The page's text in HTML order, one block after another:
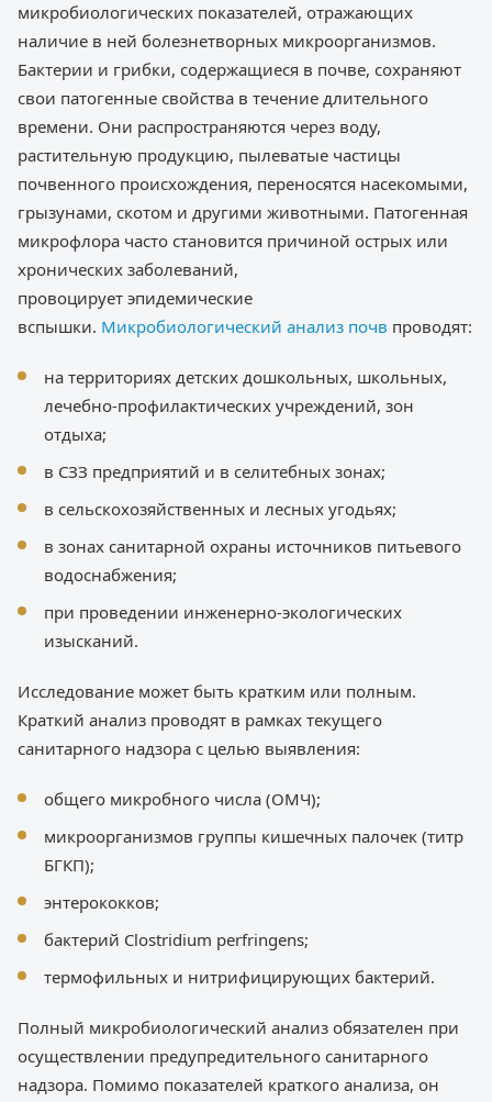
микробиологических показателей, отражающих
наличие в ней болезнетворных микроорганизмов.
Бактерии и грибки, содержащиеся в почве, сохраняют
свои патогенные свойства в течение длительного
времени. Они распространяются через воду,
растительную продукцию, пылеватые частицы
почвенного происхождения, переносятся насекомыми,
грызунами, скотом и другими животными. Патогенная
микрофлора часто становится причиной острых или
хронических заболеваний,
провоцирует эпидемические
вспышки. Микробиологический анализ почв проводят:
на территориях детских дошкольных, школьных,
лечебно-профилактических учреждений, зон
отдыха;
в СЗЗ предприятий и в селитебных зонах;
в сельскохозяйственных и лесных угодьях;
в зонах санитарной охраны источников питьевого
водоснабжения;
при проведении инженерно-экологических
изысканий.
Исследование может быть кратким или полным.
Краткий анализ проводят в рамках текущего
санитарного надзора с целью выявления:
общего микробного числа (ОМЧ);
микроорганизмов группы кишечных палочек (титр
БГКП);
энтерококков;
бактерий Clostridium perfringens;
термофильных и нитрифицирующих бактерий.
Полный микробиологический анализ обязателен при
осуществлении предупредительного санитарного
надзора. Помимо показателей краткого анализа, он